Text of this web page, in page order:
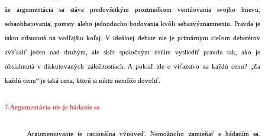
že argumentácia sa stáva predovšetkým prostriedkom ventilovania svojho hnevu,
sebaobhajovania, pomsty alebo jednoducho bodovania kvôli sebazvýznamneniu. Pravda je
takto odsunutá na vedľajšiu koľaj. V ideálnej debate nie je primárnym cieľom debatérov
zvíťaziť jeden nad druhým, ale skôr spoločným úsilím vysliediť pravdu tak, ako je
obsiahnutá v diskutovaných záležitostiach. A pokiaľ ide o víťazstvo za každú cenu? „Za
každú cenu“ je taká cena, ktorú si nikto nemôže dovoliť.
7.Argumentácia nie je hádanie sa
Argumentovanie je racionálna výpoveď. Nemožnoho zamieňať s hádaním sa.